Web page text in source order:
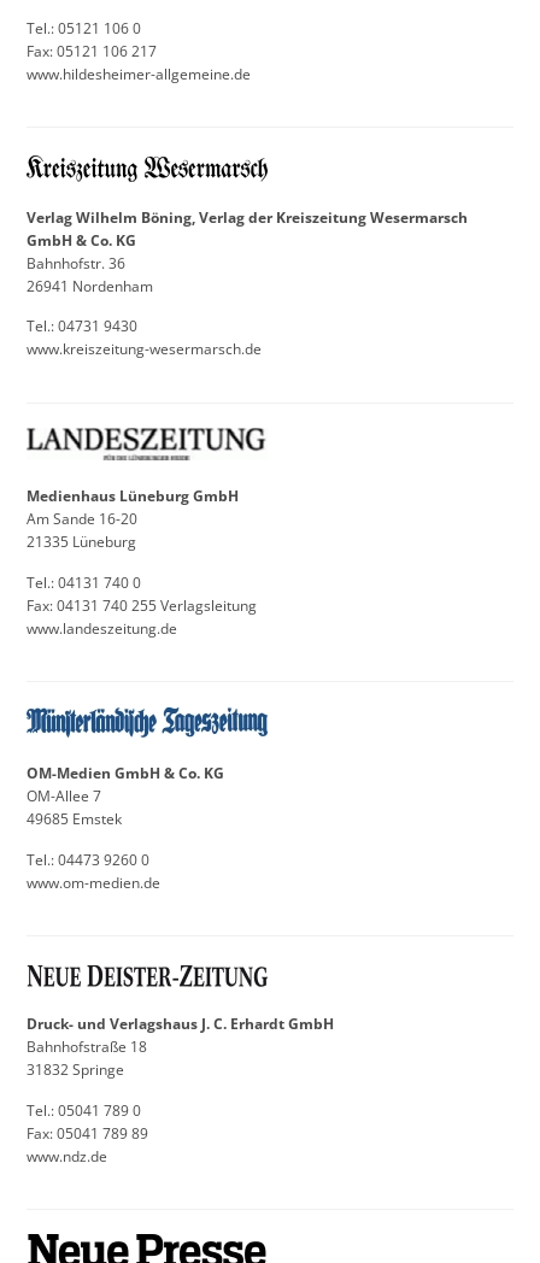
Tel.: 05121 106 0
Fax: 05121 106 217
www.hildesheimer-allgemeine.de
Verlag Wilhelm Böning, Verlag der Kreiszeitung Wesermarsch
GmbH & Co. KG
Bahnhofstr. 36
26941 Nordenham
Tel.: 04731 9430
www.kreiszeitung-wesermarsch.de
Medienhaus Lüneburg GmbH
Am Sande 16-20
21335 Lüneburg
Tel.: 04131 740 0
Fax: 04131 740 255 Verlagsleitung
www.landeszeitung.de
OM-Medien GmbH & Co. KG
OM-Allee 7
49685 Emstek
Tel.: 04473 9260 0
www.om-medien.de
Druck- und Verlagshaus J. C. Erhardt GmbH
Bahnhofstraße 18
31832 Springe
Tel.: 05041 789 0
Fax: 05041 789 89
www.ndz.de